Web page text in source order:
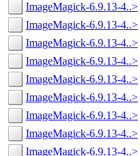
ImageMagick-6.9.13-4..>
ImageMagick-6.9.13-4..>
ImageMagick-6.9.13-4..>
ImageMagick-6.9.13-4..>
ImageMagick-6.9.13-4..>
ImageMagick-6.9.13-4..>
ImageMagick-6.9.13-4..>
ImageMagick-6.9.13-4..>
ImageMagick-6.9.13-4..>